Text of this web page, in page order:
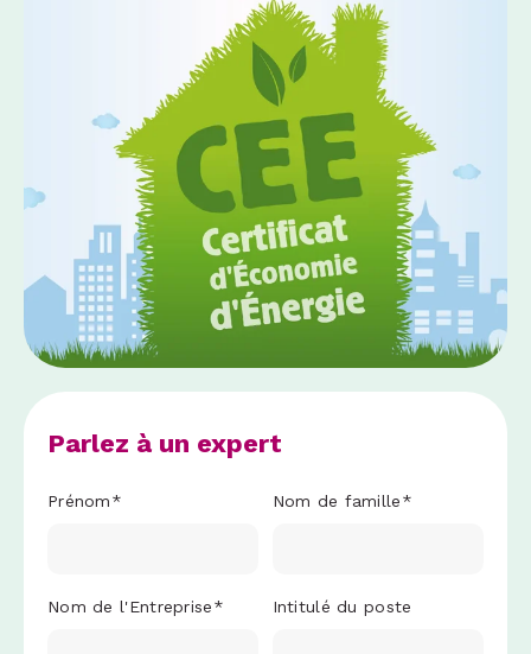
Parlez à un expert
Prénom* Nom de famille*
Nom de l'Entreprise* Intitulé du poste